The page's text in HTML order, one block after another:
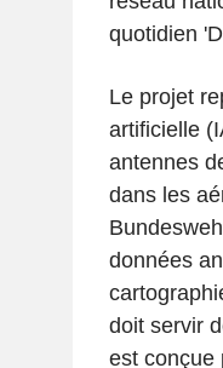
quotidien
Le projet
artificielle
antennes
dans les
données
doit servir
est conçue